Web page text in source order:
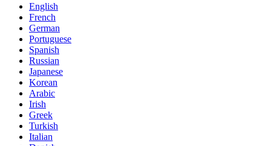
English
French
German
Portuguese
Spanish
Russian
Japanese
Korean
Arabic
Irish
Greek
Turkish
Italian